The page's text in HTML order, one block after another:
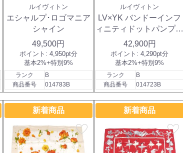
ルイヴィトン
エシャルプ･ロゴマニア
シャイン
49,500円
ポイント: 4,950pt分
基本2%+特別9%
ランク
B
商品番号
014783B
ルイヴィトン
LV×YK バンドーインフ
ィニティドットパンプキ
ン
42,900円
ポイント:4,290pt分
基本2%+特別9%
ランク
B
商品番号
014723B
新着商品
favorite
新着商品
favorite